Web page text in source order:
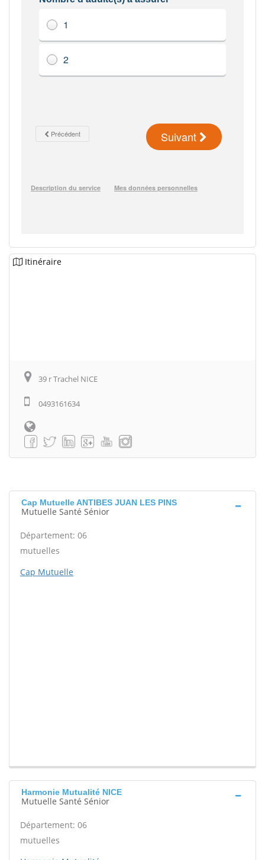
Itinéraire
39 r Trachel NICE
0493161634
Cap Mutuelle ANTIBES JUAN LES PINS
Mutuelle Santé Sénior
Département: 06
mutuelles
Cap Mutuelle
Harmonie Mutualité NICE
Mutuelle Santé Sénior
Département: 06
mutuelles